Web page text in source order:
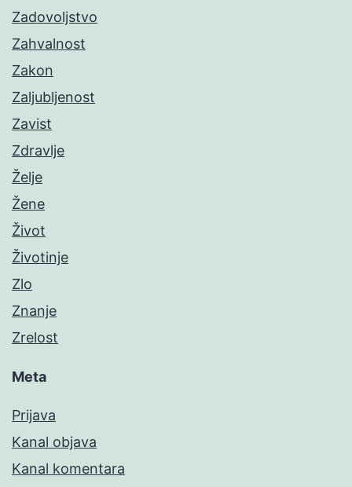
Zadovoljstvo
Zahvalnost
Zakon
Zaljubljenost
Zavist
Zdravlje
Želje
Žene
Život
Životinje
Zlo
Znanje
Zrelost
Meta
Prijava
Kanal objava
Kanal komentara